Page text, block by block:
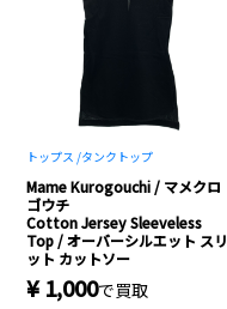
トップス /タンクトップ
Mame Kurogouchi / マメクロ
ゴウチ
Cotton Jersey Sleeveless
Top / オーバーシルエット スリ
ット カットソー
¥ 1,000で買取